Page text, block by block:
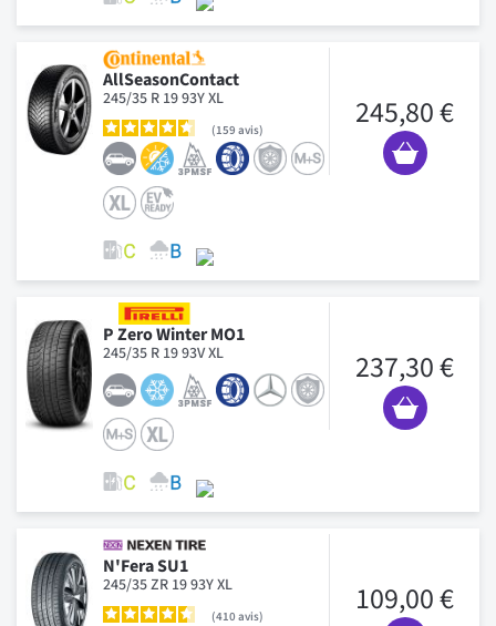
AllSeasonContact
245/35 R 19 93Y XL
159 avis 245,80 €
P Zero Winter MO1
245/35 R 19 93V XL 237,30 €
N'Fera SU1
245/35 ZR 19 93Y XL
410avis 109,00 €